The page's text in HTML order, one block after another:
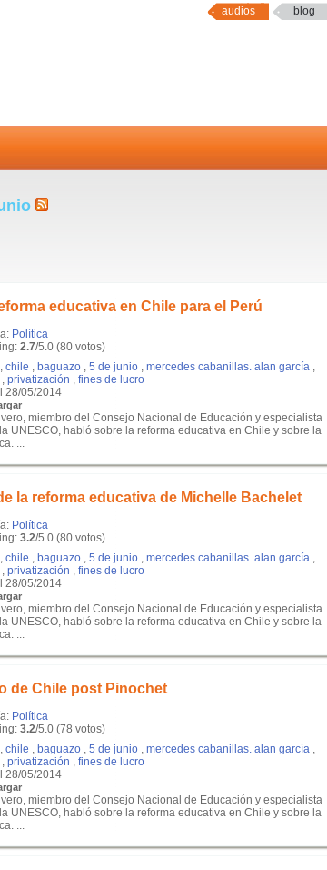
audios blog
educativa en Chile para el Perú
Política
2.7/5.0 (80 votos)
, chile , baguazo , 5 de junio , mercedes cabanillas. alan garcía ,
, privatización , fines de lucro
28/05/2014
miembro del Consejo Nacional de Educación y especialista
UNESCO, habló sobre la reforma educativa en Chile y sobre la
...
la reforma educativa de Michelle Bachelet
Política
3.2/5.0 (80 votos)
, chile , baguazo , 5 de junio , mercedes cabanillas. alan garcía ,
, privatización , fines de lucro
28/05/2014
miembro del Consejo Nacional de Educación y especialista
UNESCO, habló sobre la reforma educativa en Chile y sobre la
...
de Chile post Pinochet
Política
3.2/5.0 (78 votos)
, chile , baguazo , 5 de junio , mercedes cabanillas. alan garcía ,
, privatización , fines de lucro
28/05/2014
miembro del Consejo Nacional de Educación y especialista
UNESCO, habló sobre la reforma educativa en Chile y sobre la
...